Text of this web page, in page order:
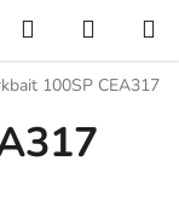
Hledat
KOŠÍK
100SP CEA317